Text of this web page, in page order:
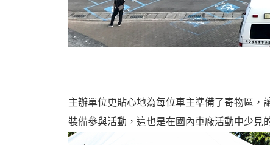
主辦單位更貼心地為每位車主準備了寄物區，
裝備參與活動，這也是在國內車廠活動中少見